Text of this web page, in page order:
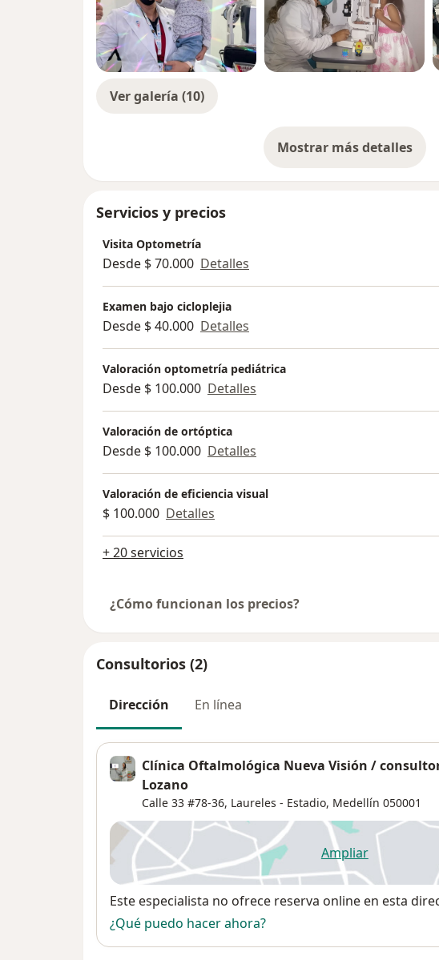
Ver galería (10)
Mostrar más detalles
sobre la
Servicios y precios
Visita Optometría
Desde $ 70.000 Detalles
Examen bajo cicloplejia
Desde $ 40.000 Detalles
Valoración optometría pediátrica
Desde $ 100.000 Detalles
Valoración de ortóptica
Desde $ 100.000 Detalles
Valoración de eficiencia visual
$ 100.000 Detalles
+ 20 servicios
¿Cómo funcionan los precios?
Consultorios (2)
Dirección En línea
Clínica Oftalmológica Nueva Visión /
Lozano
Calle 33 #78-36, Laureles - Estadio, Medellín 050001
Ampliarse abre en una
Disponibilidad
Este especialista no ofrece reserva online en esta
¿Qué puedo hacer ahora?